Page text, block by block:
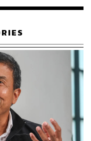
ดยสารเป็นจุดต่ำสุด
มลำดับตั้งแต่เดือน
คลี่คลายไปในทิศทาง
รล็อกดาวน์ในบาง
ลดเวลาเคอร์ฟิวลง
กรรมต่างๆ ได้มาก
กลับมาทำงานใน
เว้นระยะห่าง หรือ